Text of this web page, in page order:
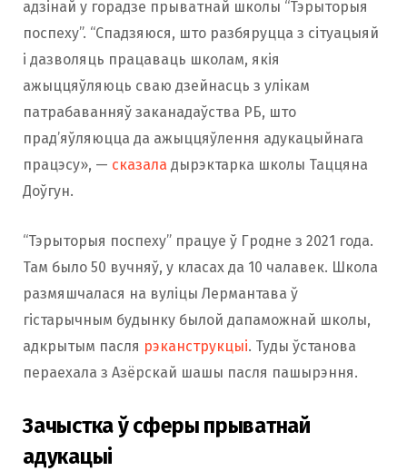
адзінай у горадзе прыватнай школы “Тэрыторыя
поспеху”. “Спадзяюся, што разбяруцца з сітуацыяй
і дазволяць працаваць школам, якія
ажыццяўляюць сваю дзейнасць з улікам
патрабаванняў заканадаўства РБ, што
прад’яўляюцца да ажыццяўлення адукацыйнага
працэсу», — сказала дырэктарка школы Таццяна
Доўгун.
“Тэрыторыя поспеху” працуе ў Гродне з 2021 года.
Там было 50 вучняў, у класах да 10 чалавек. Школа
размяшчалася на вуліцы Лермантава ў
гістарычным будынку былой дапаможнай школы,
адкрытым пасля рэканструкцыі. Туды ўстанова
пераехала з Азёрскай шашы пасля пашырэння.
Зачыстка ў сферы прыватнай
адукацыі